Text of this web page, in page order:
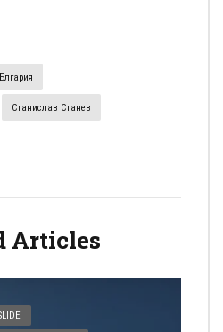
Станислав Станев
Articles